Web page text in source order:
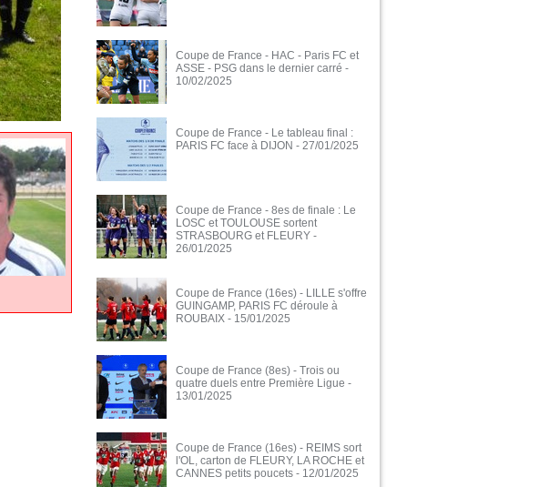
Coupe de France - HAC - Paris FC et
ASSE - PSG dans le dernier carré -
10/02/2025
Coupe de France - Le tableau final :
PARIS FC face à DIJON - 27/01/2025
Coupe de France - 8es de finale : Le
LOSC et TOULOUSE sortent
STRASBOURG et FLEURY -
26/01/2025
Coupe de France (16es) - LILLE s'offre
GUINGAMP, PARIS FC déroule à
ROUBAIX - 15/01/2025
Coupe de France (8es) - Trois ou
quatre duels entre Première Ligue -
13/01/2025
Coupe de France (16es) - REIMS sort
l'OL, carton de FLEURY, LA ROCHE et
CANNES petits poucets - 12/01/2025